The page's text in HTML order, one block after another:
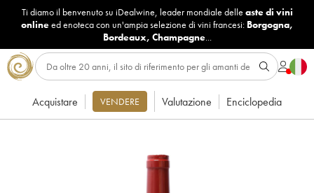
Ti diamo il benvenuto su iDealwine, leader mondiale delle aste di vini
onlineed enoteca con un'ampia selezione di vini francesi: Borgogna,
Bordeaux, Champagne...
Acquistare VENDERE Valutazione Enciclopedia